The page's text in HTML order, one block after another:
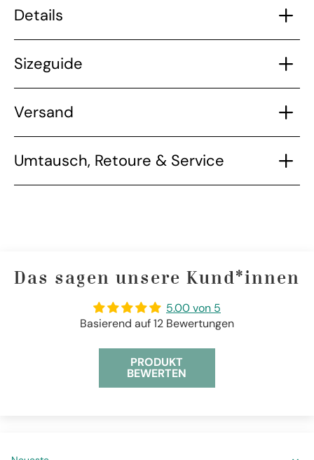
Details
Sizeguide
Versand
Umtausch, Retoure & Service
Das sagen unsere Kund*innen
5.00 von 5
Basierend auf 12 Bewertungen
PRODUKT
BEWERTEN